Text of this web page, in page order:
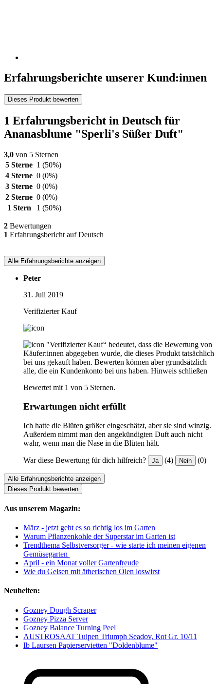
Erfahrungsberichte unserer Kund:innen
Dieses Produkt bewerten
1 Erfahrungsbericht in Deutsch für
Ananasblume "Sperli's Süßer Duft"
3,0 von 5 Sternen
5 Sterne 1 (50%)
4 Sterne 0 (0%)
3 Sterne 0 (0%)
2 Sterne 0 (0%)
1 Stern
1 (50%)
2 Bewertungen
1 Erfahrungsbericht auf Deutsch
Alle Erfahrungsberichte anzeigen
Peter
31. Juli 2019
Verifizierter Kauf
"Verifizierter Kauf“ bedeutet, dass die Bewertung von
Käufer:innen abgegeben wurde, die dieses Produkt tatsächlich
bei uns gekauft haben. Bewerten können aber grundsätzlich
alle, die ein Kundenkonto bei uns haben. Hinweis schließen
Bewertet mit 1 von 5 Sternen.
Erwartungen nicht erfüllt
Ich hatte die Blüten größer eingeschätzt, aber sie sind winzig.
Außerdem nimmt man den angekündigten Duft auch nicht
wahr, wenn man die Nase in die Blüten hält.
War diese Bewertung für dich hilfreich? Ja (4) Nein (0)
Alle Erfahrungsberichte anzeigen
Dieses Produkt bewerten
Aus unserem Magazin:
März - jetzt geht es so richtig los im Garten
Warum Pflanzenkohle der Superstar im Garten ist
Trendthema Selbstversorger - wie starte ich meinen eigenen
Gemüsegarten
April - ein Monat voller Gartenfreude
Wie du Gelsen mit ätherischen Ölen loswirst
Neuheiten:
Gozney Dough Scraper
Gozney Pizza Server
Gozney Balance Turning Peel
AUSTROSAAT Tulpen Triumph Seadov, Rot Gr. 10/11
Ib Laursen Papierservietten "Doldenblume"